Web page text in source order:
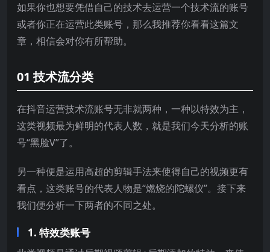
如果你也想要凭借自己的技术去运营一个技术流的账号
或者你正在运营此类账号，那么我推荐你看看这篇文
章，相信会对你有所帮助。
01 技术流分类
在抖音运营技术流账号无非就两种，一种以特效为主，
这类视频最为鲜明的代表人数，就是我们今天分析的账
号“黑脸V”了。
另一种便是运用高超的剪辑手法来使得自己的视频更有
看点，这类账号的代表人物是“燃烧的陀螺仪”。接下来
我们便分析一下两者的不同之处。
1. 特效类账号